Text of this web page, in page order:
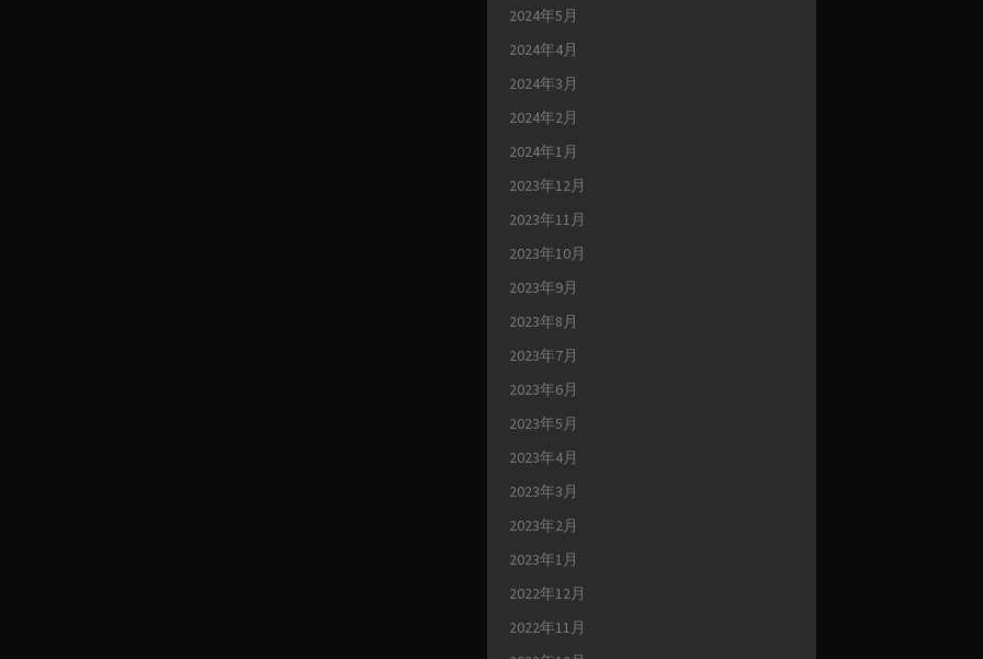
2024年5月
2024年4月
2024年3月
2024年2月
2024年1月
2023年12月
2023年11月
2023年10月
2023年9月
2023年8月
2023年7月
2023年6月
2023年5月
2023年4月
2023年3月
2023年2月
2023年1月
2022年12月
2022年11月